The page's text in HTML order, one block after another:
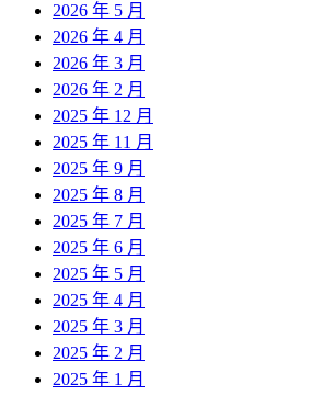
2026 年 5 月
2026 年 4 月
2026 年 3 月
2026 年 2 月
2025 年 12 月
2025 年 11 月
2025 年 9 月
2025 年 8 月
2025 年 7 月
2025 年 6 月
2025 年 5 月
2025 年 4 月
2025 年 3 月
2025 年 2 月
2025 年 1 月